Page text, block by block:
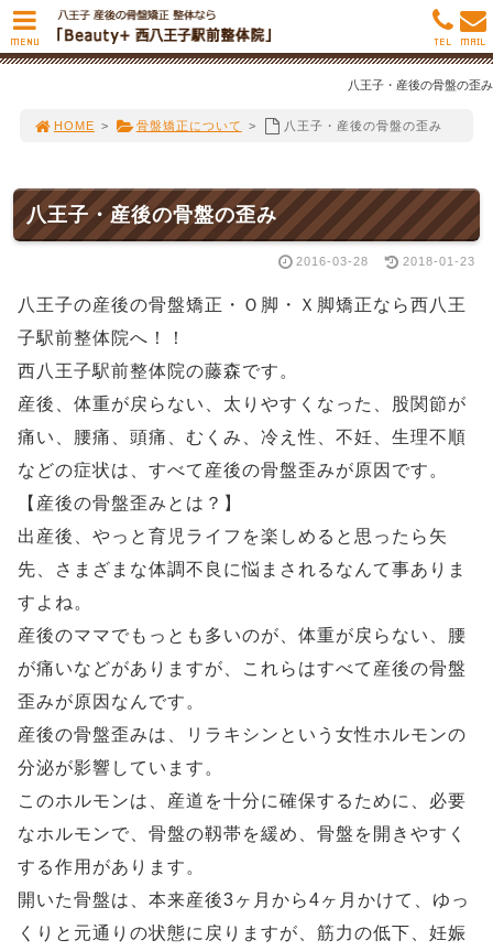
八王子・産後の骨盤の歪み
HOME > 骨盤矯正について > 八王子・産後の骨盤の歪み
八王子・産後の骨盤の歪み
2016-03-28 2018-01-23
八王子の産後の骨盤矯正・Ｏ脚・Ｘ脚矯正なら西八王
子駅前整体院へ！！
西八王子駅前整体院の藤森です。
産後、体重が戻らない、太りやすくなった、股関節が
痛い、腰痛、頭痛、むくみ、冷え性、不妊、生理不順
などの症状は、すべて産後の骨盤歪みが原因です。
【産後の骨盤歪みとは？】
出産後、やっと育児ライフを楽しめると思ったら矢
先、さまざまな体調不良に悩まされるなんて事ありま
すよね。
産後のママでもっとも多いのが、体重が戻らない、腰
が痛いなどがありますが、これらはすべて産後の骨盤
歪みが原因なんです。
産後の骨盤歪みは、リラキシンという女性ホルモンの
分泌が影響しています。
このホルモンは、産道を十分に確保するために、必要
なホルモンで、骨盤の靱帯を緩め、骨盤を開きやすく
する作用があります。
開いた骨盤は、本来産後3ヶ月から4ヶ月かけて、ゆっ
くりと元通りの状態に戻りますが、筋力の低下、妊娠
MENU MAIL
TEL